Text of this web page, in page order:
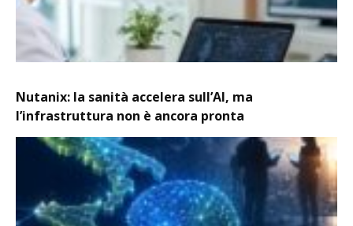
Nutanix: la sanità accelera sull’AI, ma
l’infrastruttura non è ancora pronta